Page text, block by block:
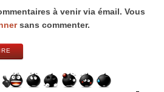
à venir via émail. Vous
sans commenter.